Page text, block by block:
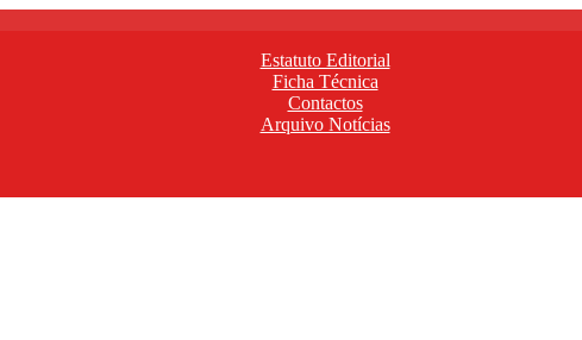
Estatuto Editorial
Ficha Técnica
Contactos
Arquivo Notícias